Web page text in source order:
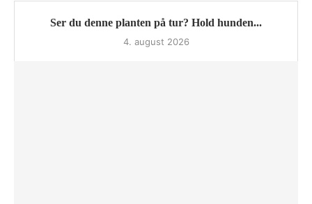
Ser du denne planten på tur? Hold hunden...
4. august 2026